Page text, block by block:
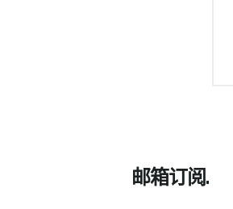
邮箱订阅.